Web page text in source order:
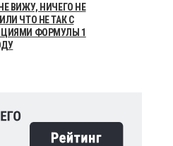
ВИЖУ, НИЧЕГО НЕ
ЧТО НЕ ТАК С
ФОРМУЛЫ 1